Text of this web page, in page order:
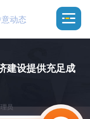
动态
建设提供充足成
员